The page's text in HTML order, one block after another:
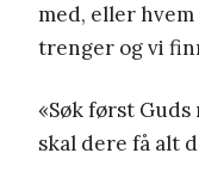
med, eller
trenger og vi
«Søk først
skal dere få alt